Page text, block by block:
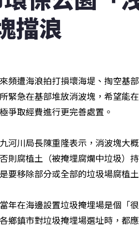
擋浪
頻遭海浪拍打損壞海堤、掏空基
緊急在基部堆放消波塊，希望能
爭取經費進行更完善處置。
河川局長陳重隆表示，消波塊大
則腐植土（被掩埋腐爛中垃圾）
要移除部分或全部的垃圾場腐植土
年在海邊設置垃圾掩埋場是個「
鄉鎮市對垃圾掩埋場選址時，都